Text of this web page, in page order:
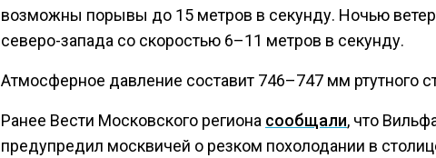
возможны порывы до 15 метров в секунду. Ночью ветер
северо-запада со скоростью 6–11 метров в секунду.
Атмосферное давление составит 746–747 мм ртутного
Ранее Вести Московского региона сообщали, что
предупредил москвичей о резком похолодании в